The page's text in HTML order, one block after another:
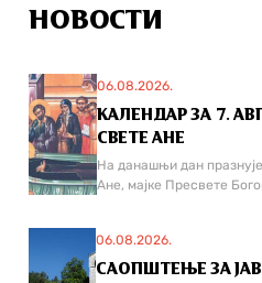
НОВОСТИ
06.08.2026.
КАЛЕНДАР ЗА 7.
СВЕТЕ АНЕ
На данашњи дан
Ане, мајке Пресвете
06.08.2026.
САОПШТЕЊЕ ЗА